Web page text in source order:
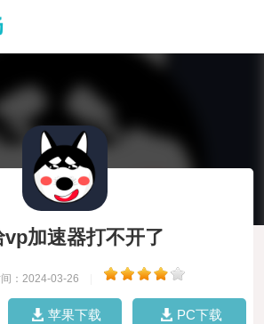
vp加速器打不开了
：2024-03-26
苹果下载 PC下载